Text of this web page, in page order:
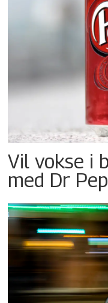
Vil vokse i
med Dr